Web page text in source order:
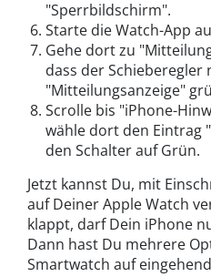
"Sperrbildschirm".
Starte die Watch-App
Gehe dort zu
dass der Schieberegler
"Mitteilungsanzeige"
Scrolle bis "iPhone-
wähle dort den Eintrag
den Schalter auf Grün.
Jetzt kannst Du, mit
auf Deiner Apple Watch
klappt, darf Dein iPhone
Dann hast Du mehrere
Smartwatch auf